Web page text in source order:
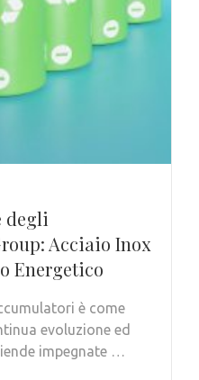
degli
Acciaio Inox
Energetico
è come
evoluzione ed
impegnate …